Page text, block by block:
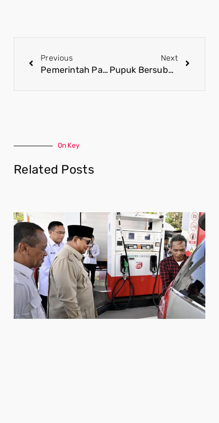
Previous
Pemerintah Pastikan Peran Aktif UMKM dalam Sukseskan Program Strategis Pemerintah
Next
Pupuk Bersubsidi di Era Presiden Prabowo Demi Tingkatkan Produktivitas Pertanian
On Key
Related Posts